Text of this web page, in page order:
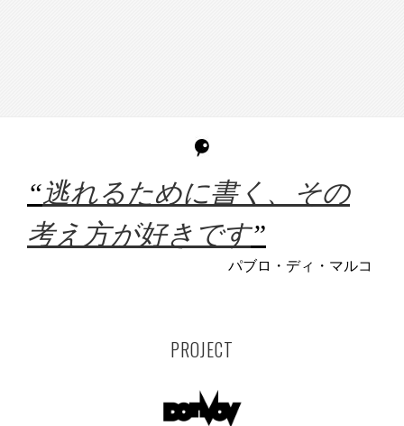
“逃れるために書く、その
考え方が好きです”
パブロ・ディ・マルコ
PROJECT